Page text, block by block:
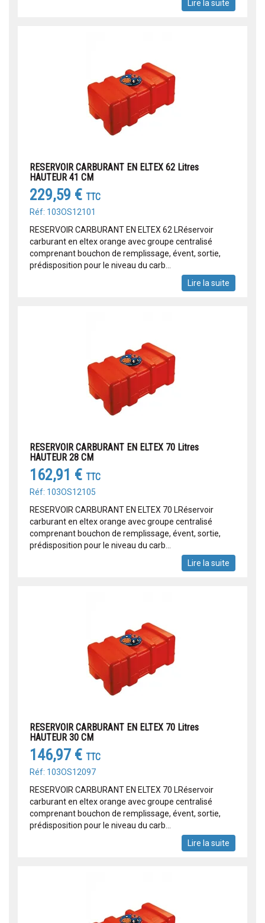
Lire la suite
RESERVOIR CARBURANT EN ELTEX 62 Litres
HAUTEUR 41 CM
229,59 € TTC
Réf: 103OS12101
RESERVOIR CARBURANT EN ELTEX 62 LRéservoir
carburant en eltex orange avec groupe centralisé
comprenant bouchon de remplissage, évent, sortie,
prédisposition pour le niveau du carb...
Lire la suite
RESERVOIR CARBURANT EN ELTEX 70 Litres
HAUTEUR 28 CM
162,91 € TTC
Réf: 103OS12105
RESERVOIR CARBURANT EN ELTEX 70 LRéservoir
carburant en eltex orange avec groupe centralisé
comprenant bouchon de remplissage, évent, sortie,
prédisposition pour le niveau du carb...
Lire la suite
RESERVOIR CARBURANT EN ELTEX 70 Litres
HAUTEUR 30 CM
146,97 € TTC
Réf: 103OS12097
RESERVOIR CARBURANT EN ELTEX 70 LRéservoir
carburant en eltex orange avec groupe centralisé
comprenant bouchon de remplissage, évent, sortie,
prédisposition pour le niveau du carb...
Lire la suite